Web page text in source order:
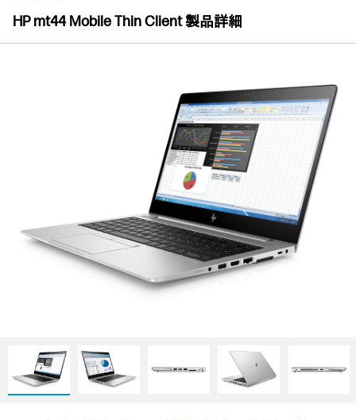
HP mt44 Mobile Thin Client 製品詳細